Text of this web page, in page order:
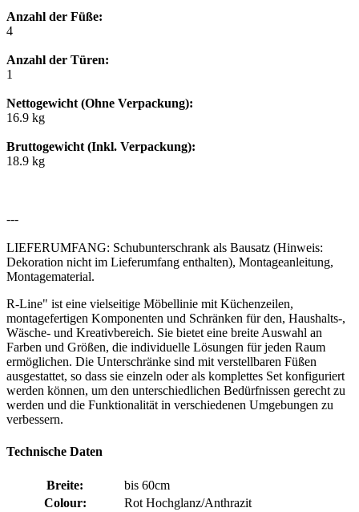
Anzahl der Füße:
4
Anzahl der Türen:
1
Nettogewicht (Ohne Verpackung):
16.9 kg
Bruttogewicht (Inkl. Verpackung):
18.9 kg
---
LIEFERUMFANG: Schubunterschrank als Bausatz (Hinweis:
Dekoration nicht im Lieferumfang enthalten), Montageanleitung,
Montagematerial.
R-Line" ist eine vielseitige Möbellinie mit Küchenzeilen,
montagefertigen Komponenten und Schränken für den, Haushalts-,
Wäsche- und Kreativbereich. Sie bietet eine breite Auswahl an
Farben und Größen, die individuelle Lösungen für jeden Raum
ermöglichen. Die Unterschränke sind mit verstellbaren Füßen
ausgestattet, so dass sie einzeln oder als komplettes Set konfiguriert
werden können, um den unterschiedlichen Bedürfnissen gerecht zu
werden und die Funktionalität in verschiedenen Umgebungen zu
verbessern.
Technische Daten
Breite:
bis 60cm
Colour:
Rot Hochglanz/Anthrazit